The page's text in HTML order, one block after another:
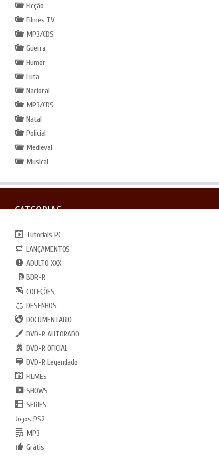
Ficção
Filmes TV
MP3/CDS
Guerra
Humor
Luta
Nacional
MP3/CDS
Natal
Policial
Medieval
Musical
CATGORIAS
Tutoriais PC
LANÇAMENTOS
ADULTO XXX
BDR-R
COLEÇÕES
DESENHOS
DOCUMENTARIO
DVD-R AUTORADO
DVD-R OFICIAL
DVD-R Legendado
FILMES
SHOWS
SERIES
Jogos PS2
MP3
Grátis